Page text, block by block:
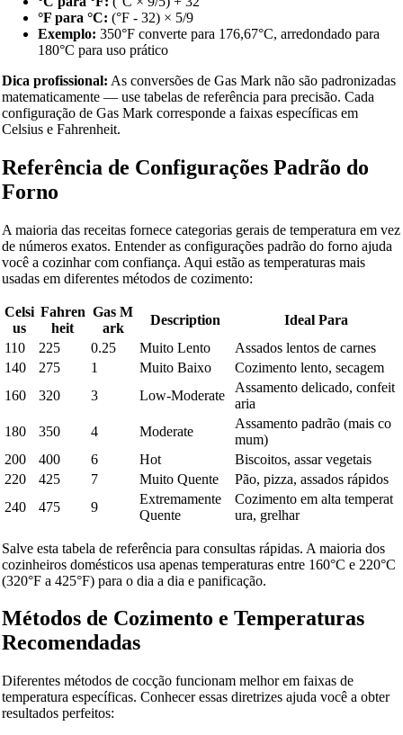
°F para °C: (°F - 32) × 5/9
Exemplo: 350°F converte para 176,67°C, arredondado para
180°C para uso prático
Dica profissional: As conversões de Gas Mark não são padronizadas
matematicamente — use tabelas de referência para precisão. Cada
configuração de Gas Mark corresponde a faixas específicas em
Celsius e Fahrenheit.
Referência de Configurações Padrão do
Forno
A maioria das receitas fornece categorias gerais de temperatura em vez
de números exatos. Entender as configurações padrão do forno ajuda
você a cozinhar com confiança. Aqui estão as temperaturas mais
usadas em diferentes métodos de cozimento:
Celsi
us
Fahren
heit
Gas M
ark
Description
Ideal Para
110
225 0.25 Muito Lento
Assados lentos de carnes
140
275 1 Muito Baixo
Cozimento lento, secagem
160
320 3 Low-Moderate
Assamento delicado, confeit
aria
180
350 4 Moderate
Assamento padrão (mais co
mum)
200
400 6 Hot
Biscoitos, assar vegetais
220
425 7 Muito Quente
Pão, pizza, assados rápidos
240
475 9
Extremamente
Quente
Cozimento em alta temperat
ura, grelhar
Salve esta tabela de referência para consultas rápidas. A maioria dos
cozinheiros domésticos usa apenas temperaturas entre 160°C e 220°C
(320°F a 425°F) para o dia a dia e panificação.
Métodos de Cozimento e Temperaturas
Recomendadas
Diferentes métodos de cocção funcionam melhor em faixas de
temperatura específicas. Conhecer essas diretrizes ajuda você a obter
resultados perfeitos: